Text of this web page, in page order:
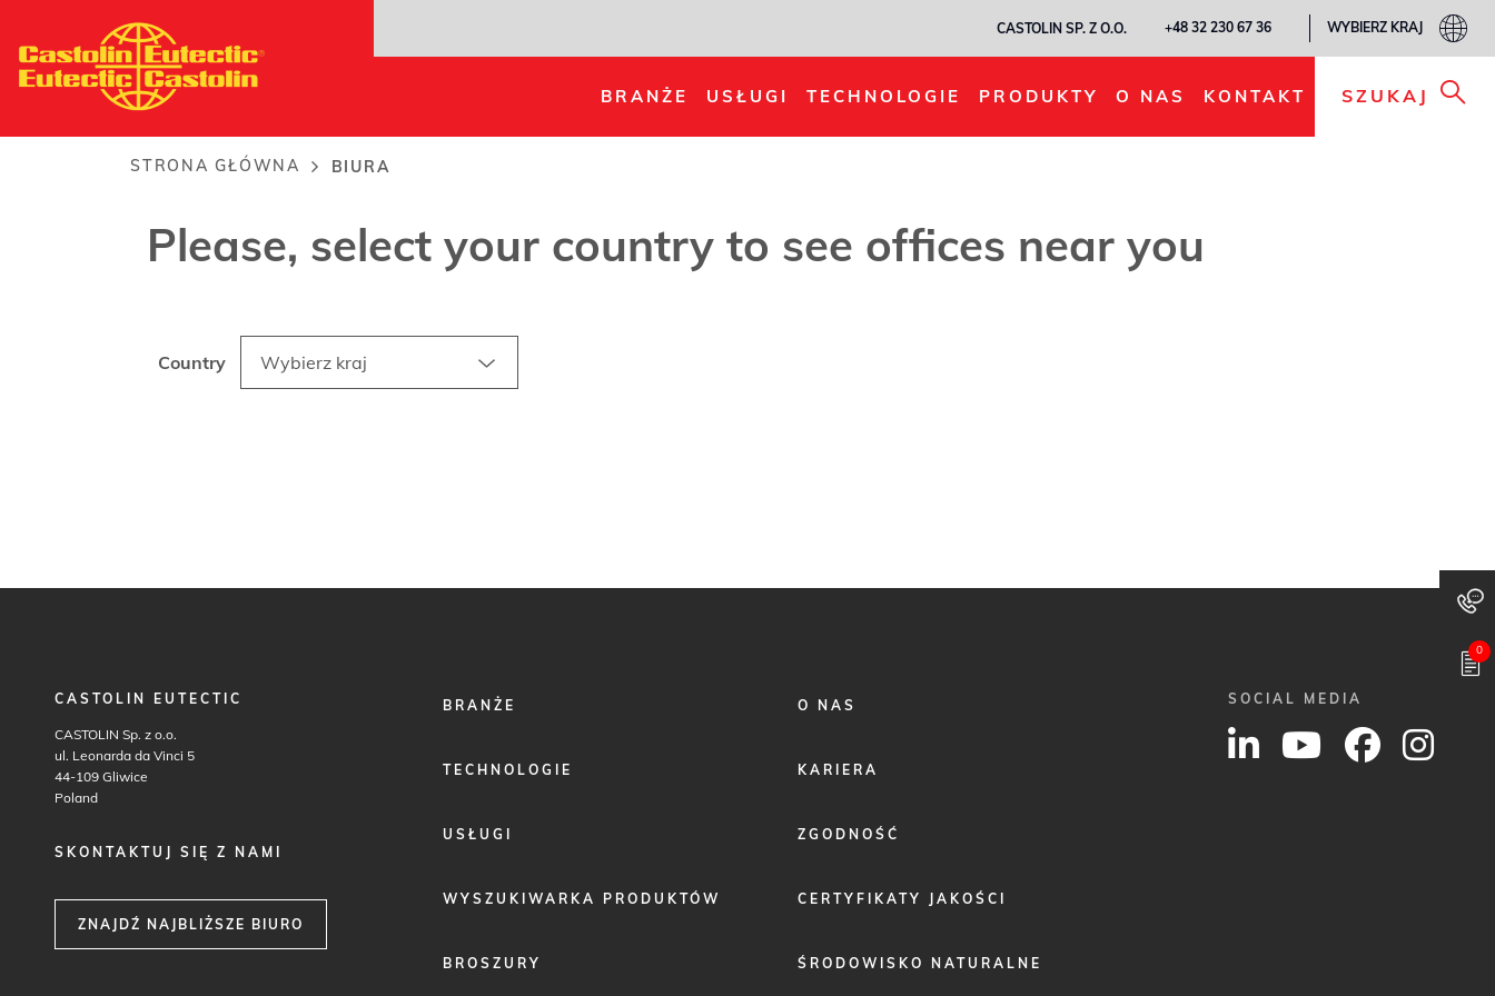
do
treści
CASTOLIN SP. Z O.O. +48 32 230 67 36 WYBIERZ KRAJ
BRANŻE USŁUGI TECHNOLOGIE PRODUKTY O NAS KONTAKT SZUKAJ
0
nawigacyjna
STRONA GŁÓWNA BIURA
Country
Please, select your country to see offices near you
CASTOLIN EUTECTIC
CASTOLIN Sp. z o.o.
ul. Leonarda da Vinci 5
44-109 Gliwice
Poland
SKONTAKTUJ SIĘ Z NAMI
ZNAJDŹ NAJBLIŻSZE BIURO
FOOTERBRANŻE
TECHNOLOGIE
USŁUGI
WYSZUKIWARKA PRODUKTÓW
BROSZURY
FOOTER
O NAS
KARIERA
ZGODNOŚĆ
CERTYFIKATY JAKOŚCI
ŚRODOWISKO NATURALNE
SOCIAL MEDIA